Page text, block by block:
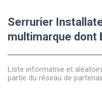
Serrurier
multimarque dont
Liste informative et
partie du réseau de